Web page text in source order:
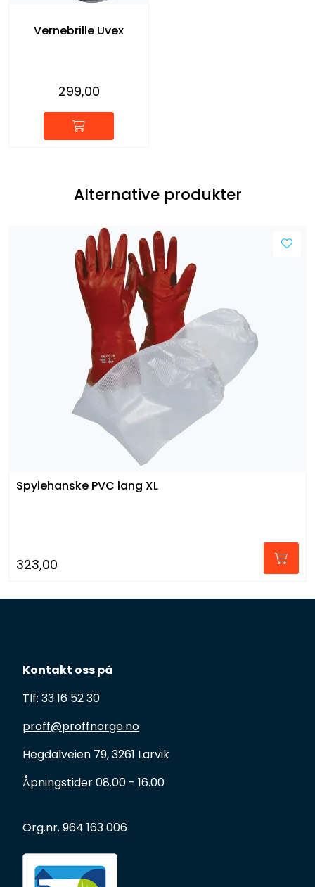
Vernebrille Uvex
299,00
Alternative produkter
Spylehanske PVC lang XL
323,00
Kontakt oss på
Tlf: 33 16 52 30
proff@proffnorge.no
Hegdalveien 79, 3261 Larvik
Åpningstider 08.00 - 16.00
Org.nr. 964 163 006